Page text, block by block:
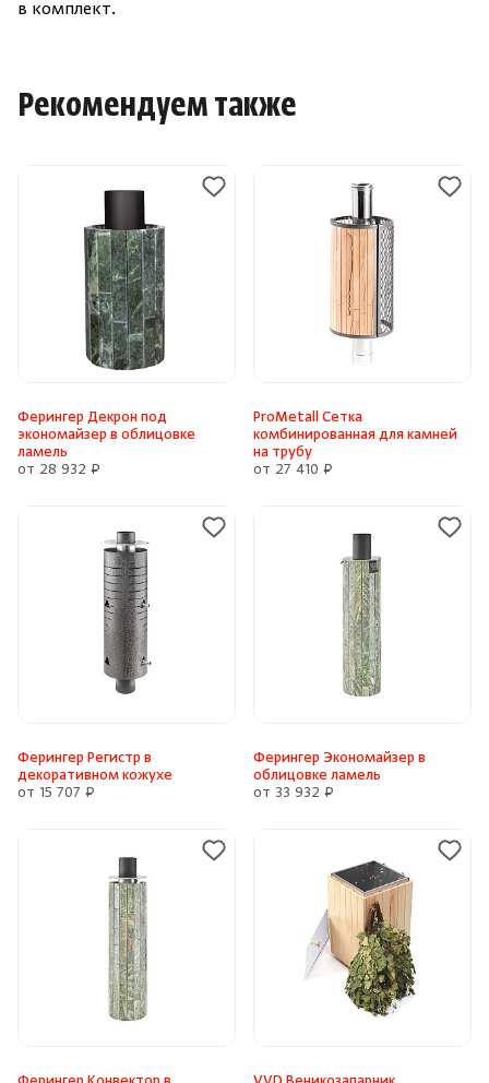
в комплект.
Рекомендуем также
Ферингер Декрон под
экономайзер в облицовке
ламель
от 28 932 ₽
ProMetall Сетка
комбинированная для камней
на трубу
от 27 410 ₽
Ферингер Регистр в
декоративном кожухе
от 15 707 ₽
Ферингер Экономайзер в
облицовке ламель
от 33 932 ₽